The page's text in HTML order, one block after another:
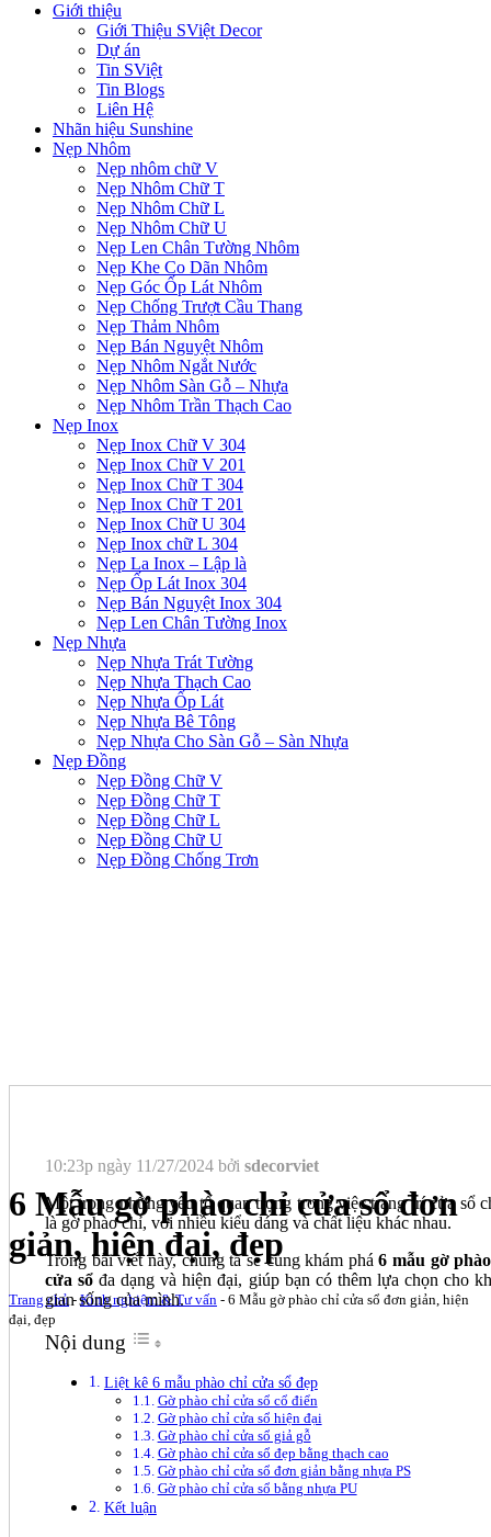
Giới thiệu
Giới Thiệu SViệt Decor
Dự án
Tin SViệt
Tin Blogs
Liên Hệ
Nhãn hiệu Sunshine
Nẹp Nhôm
Nẹp nhôm chữ V
Nẹp Nhôm Chữ T
Nẹp Nhôm Chữ L
Nẹp Nhôm Chữ U
Nẹp Len Chân Tường Nhôm
Nẹp Khe Co Dãn Nhôm
Nẹp Góc Ốp Lát Nhôm
Nẹp Chống Trượt Cầu Thang
Nẹp Thảm Nhôm
Nẹp Bán Nguyệt Nhôm
Nẹp Nhôm Ngắt Nước
Nẹp Nhôm Sàn Gỗ – Nhựa
Nẹp Nhôm Trần Thạch Cao
Nẹp Inox
Nẹp Inox Chữ V 304
Nẹp Inox Chữ V 201
Nẹp Inox Chữ T 304
Nẹp Inox Chữ T 201
Nẹp Inox Chữ U 304
Nẹp Inox chữ L 304
Nẹp La Inox – Lập là
Nẹp Ốp Lát Inox 304
Nẹp Bán Nguyệt Inox 304
Nẹp Len Chân Tường Inox
Nẹp Nhựa
Nẹp Nhựa Trát Tường
Nẹp Nhựa Thạch Cao
Nẹp Nhựa Ốp Lát
Nẹp Nhựa Bê Tông
Nẹp Nhựa Cho Sàn Gỗ – Sàn Nhựa
Nẹp Đồng
Nẹp Đồng Chữ V
Nẹp Đồng Chữ T
Nẹp Đồng Chữ L
Nẹp Đồng Chữ U
Nẹp Đồng Chống Trơn
6 Mẫu gờ phào chỉ cửa sổ đơn
giản, hiện đại, đẹp
Trang chủ-Kinh nghiệm & Tư vấn - 6 Mẫu gờ phào chỉ cửa sổ đơn giản, hiện
đại, đẹp
10:23p ngày 11/27/2024 bởi sdecorviet
Một trong những yếu tố quan trọng trong việc trang trí cửa sổ
là gờ phào chỉ, với nhiều kiểu dáng và chất liệu khác nhau.
Trong bài viết này, chúng ta sẽ cùng khám phá6 mẫu gờ
cửa sổ đa dạng và hiện đại, giúp bạn có thêm lựa chọn cho
gian sống của mình.
Nội dung
Liệt kê 6 mẫu phào chỉ cửa sổ đẹp
Gờ phào chỉ cửa sổ cổ điển
Gờ phào chỉ cửa sổ hiện đại
Gờ phào chỉ cửa sổ giả gỗ
Gờ phào chỉ cửa sổ đẹp bằng thạch cao
Gờ phào chỉ cửa sổ đơn giản bằng nhựa PS
Gờ phào chỉ cửa sổ bằng nhựa PU
Kết luận